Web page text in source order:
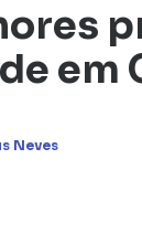
em
Neves